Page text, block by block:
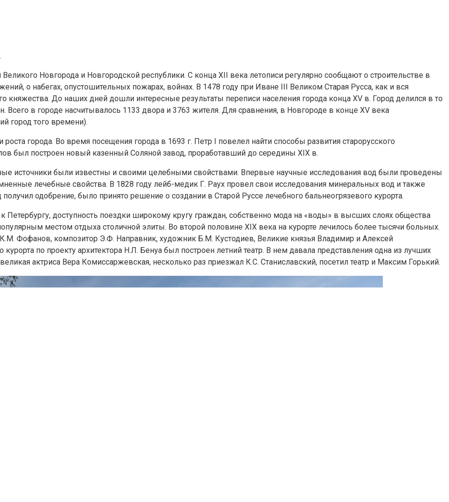
Новгорода и Новгородской республики. С конца XII века летописи регулярно сообщают о строительстве в
о набегах, опустошительных пожарах, войнах. В 1478 году при Иване III Великом Старая Русса, как и вся
княжества. До наших дней дошли интересные результаты переписи населения города конца XV в. Город делился в то
в городе насчитывалось 1133 двора и 3763 жителя. Для сравнения, в Новгороде в конце XV века
город того времени).
города. Во время посещения города в 1693 г. Петр I повелел найти способы развития старорусского
был построен новый казенный Соляной завод, проработавший до середины XIX в.
источники были известны и своими целебными свойствами. Впервые научные исследования вод были проведены
лечебные свойства. В 1828 году лейб-медик Г. Раух провел свои исследования минеральных вод и также
одобрение, было принято решение о создании в Старой Руссе лечебного бальнеогрязевого курорта.
Петербургу, доступность поездки широкому кругу граждан, собственно мода на «воды» в высших слоях общества
местом отдыха столичной элиты. Во второй половине XIX века на курорте лечилось более тысячи больных.
Фофанов, композитор Э.Ф. Направник, художник Б.М. Кустодиев, Великие князья Владимир и Алексей
курорта по проекту архитектора Н.Л. Бенуа был построен летний театр. В нем давала представления одна из лучших
актриса Вера Комиссаржевская, несколько раз приезжал К.С. Станиславский, посетил театр и Максим Горький.